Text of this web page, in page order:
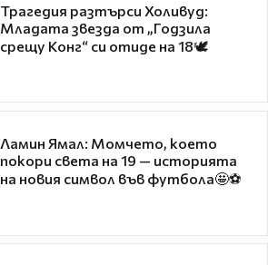
Трагедия разтърси Холивуд:
Младата звезда от „Годзила
срещу Конг“ си отиде на 18🕊️
Ламин Ямал: Момчето, което
покори света на 19 — историята
на новия символ във футбола🤩⚽